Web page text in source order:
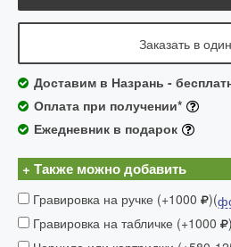
Заказать в
Доставим в Назрань -
Оплата при получении*
Ежедневник в подарок
+ Также можно добавить
Гравировка на ручке (+1000 )(
Гравировка на табличке (+1000